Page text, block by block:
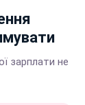
зарплати не